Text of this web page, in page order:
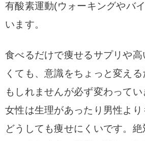
有酸素運動(ウォーキングやバ
います。
食べるだけで痩せるサプリや
くても、意識をちょっと変え
もしれませんが必ず変わってい
女性は生理があったり男性より
どうしても痩せにくいです。 絶